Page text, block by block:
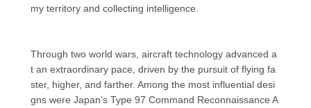
my territory and collecting intelligence.
Through two world wars, aircraft technology advanced a
t an extraordinary pace, driven by the pursuit of flying fa
ster, higher, and farther. Among the most influential desi
gns were Japan’s Type 97 Command Reconnaissance A